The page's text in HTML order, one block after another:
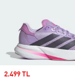
Sale price
2.499 TL